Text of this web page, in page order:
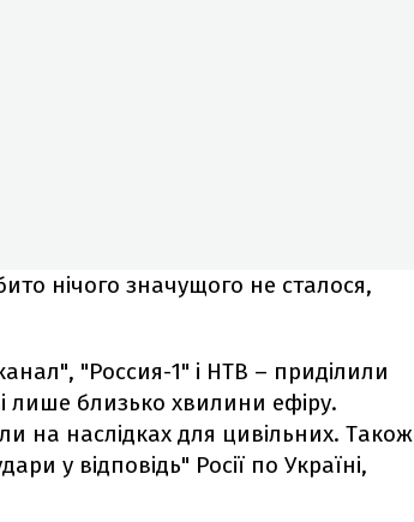
нічого значущого не сталося,
"Россия-1" і НТВ – приділили
лише близько хвилини ефіру.
на наслідках для цивільних. Також
у відповідь" Росії по Україні,